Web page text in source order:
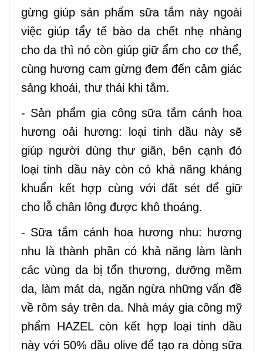
gừng giúp sản phẩm sữa tắm này ngoài
việc giúp tẩy tế bào da chết nhẹ nhàng
cho da thì nó còn giúp giữ ẩm cho cơ thể,
cùng hương cam gừng đem đến cảm giác
sảng khoái, thư thái khi tắm.
- Sản phẩm gia công sữa tắm cánh hoa
hương oải hương: loại tinh dầu này sẽ
giúp người dùng thư giãn, bên cạnh đó
loại tinh dầu này còn có khả năng kháng
khuẩn kết hợp cùng với đất sét để giữ
cho lỗ chân lông được khô thoáng.
- Sữa tắm cánh hoa hương nhu: hương
nhu là thành phần có khả năng làm lành
các vùng da bị tổn thương, dưỡng mềm
da, làm mát da, ngăn ngừa những vấn đề
về rôm sảy trên da. Nhà máy gia công mỹ
phẩm HAZEL còn kết hợp loại tinh dầu
này với 50% dầu olive để tạo ra dòng sữa